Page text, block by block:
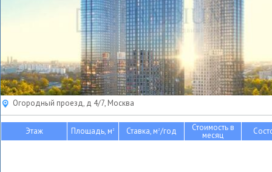
Огородный проезд, д 4/7, Москва
Этаж Площадь, м2 Ставка, м2/год Стоимость в
месяц